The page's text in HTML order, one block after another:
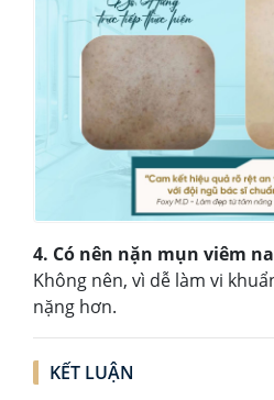
4. Có nên nặn mụn viêm
Không nên, vì dễ làm vi
nặng hơn.
KẾT LUẬN